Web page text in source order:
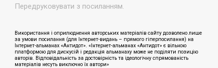
Передруковувати з посиланням.
Використання і оприлюднення авторських матеріалів сайту дозволено лише
за умови посилання (для Інтернет-видань – прямого гіперпосилання) на
Інтернет-альманах «Антидот». «Інтернет-альманах «Антидот» є вільною
платформою для дискусій і редакція альманаху може не поділяти позицію
авторів. Відповідальність за достовірність та ідеологічну спрямованість
матеріалів несуть виключно їх автори»